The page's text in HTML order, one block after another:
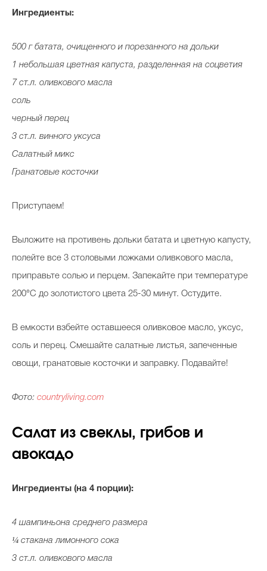
Ингредиенты:
500 г батата, очищенного и порезанного на дольки
1 небольшая цветная капуста, разделенная на соцветия
7 ст.л. оливкового масла
соль
черный перец
3 ст.л. винного уксуса
Салатный микс
Гранатовые косточки
Приступаем!
Выложите на противень дольки батата и цветную капусту,
полейте все 3 столовыми ложками оливкового масла,
приправьте солью и перцем. Запекайте при температуре
200°C до золотистого цвета 25-30 минут. Остудите.
В емкости взбейте оставшееся оливковое масло, уксус,
соль и перец. Смешайте салатные листья, запеченные
овощи, гранатовые косточки и заправку. Подавайте!
Фото: countryliving.com
Салат из свеклы, грибов и
авокадо
Ингредиенты (на 4 порции):
4 шампиньона среднего размера
¼ cтакана лимонного сока
3 ст.л. оливкового масла